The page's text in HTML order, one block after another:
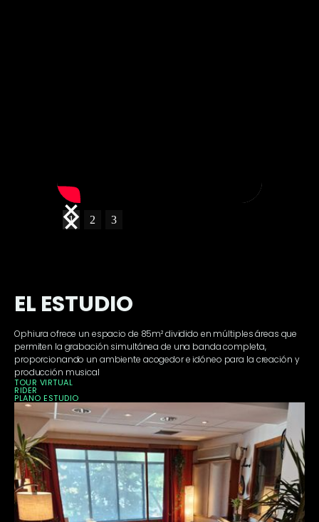
1 2 3
EL ESTUDIO
Ophiura ofrece un espacio de 85m² dividido en múltiples áreas que
permiten la grabación simultánea de una banda completa,
proporcionando un ambiente acogedor e idóneo para la creación y
producción musical
TOUR VIRTUAL
RIDER
PLANO ESTUDIO